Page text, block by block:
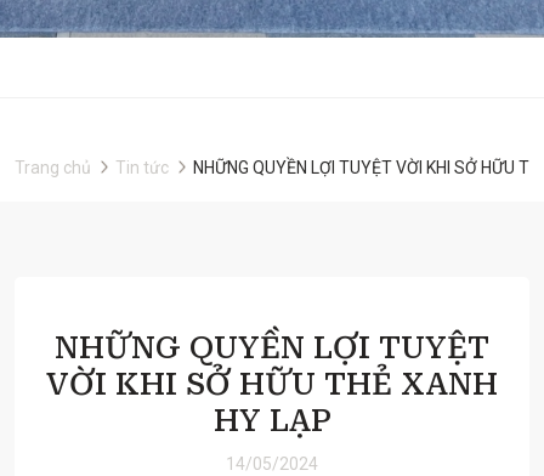
Trang chủ Tin tức NHỮNG QUYỀN LỢI TUYỆT VỜI KHI SỞ HỮU
NHỮNG QUYỀN LỢI TUYỆT
VỜI KHI SỞ HỮU THẺ XANH
HY LẠP
14/05/2024